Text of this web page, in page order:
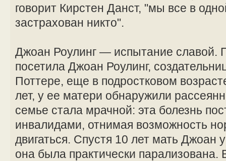
говорит Кирстен Данст, "мы все в
застрахован никто".
Джоан Роулинг — испытание славой.
посетила Джоан Роулинг,
Поттере, еще в подростковом
лет, у ее матери обнаружили
семье стала мрачной: эта болезнь
инвалидами, отнимая возможность
двигаться. Спустя 10 лет мать
она была практически